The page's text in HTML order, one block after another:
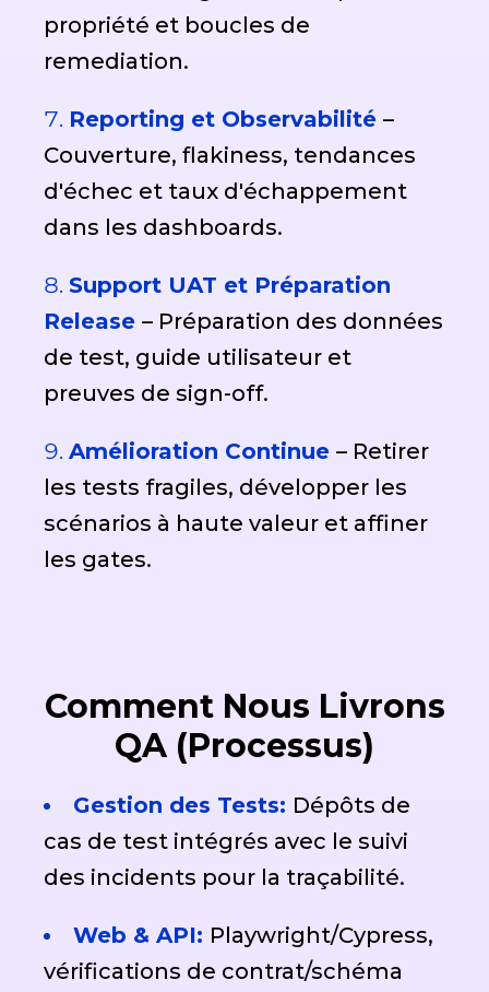
propriété et boucles de
remediation.
Reporting et Observabilité –
Couverture, flakiness, tendances
d'échec et taux d'échappement
dans les dashboards.
Support UAT et Préparation
Release – Préparation des données
de test, guide utilisateur et
preuves de sign-off.
Amélioration Continue – Retirer
les tests fragiles, développer les
scénarios à haute valeur et affiner
les gates.
Comment Nous Livrons
QA (Processus)
Gestion des Tests: Dépôts de
cas de test intégrés avec le suivi
des incidents pour la traçabilité.
Web & API: Playwright/Cypress,
vérifications de contrat/schéma